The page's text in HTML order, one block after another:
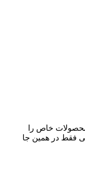
خاص را
فقط در همین جا